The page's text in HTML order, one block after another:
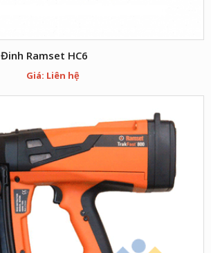
Đinh Ramset HC6
Giá: Liên hệ